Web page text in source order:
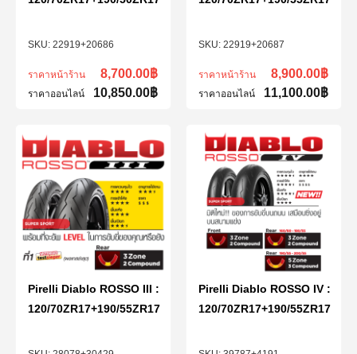
22919+20686
ราคาหน้าร้าน 8,700.00฿
ราคาออนไลน์ 10,850.00฿
22919+20687
ราคาหน้าร้าน 8,900.00฿
ราคาออนไลน์ 11,100.00฿
Pirelli Diablo ROSSO III :
120/70ZR17+190/55ZR17
Pirelli Diablo ROSSO IV :
120/70ZR17+190/55ZR17